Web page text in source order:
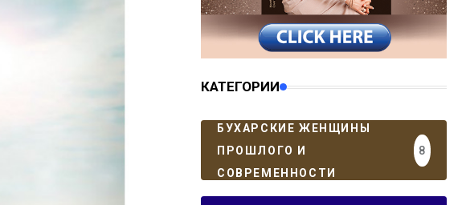
КАТЕГОРИИ
БУХАРСКИЕ ЖЕНЩИНЫ
ПРОШЛОГО И
СОВРЕМЕННОСТИ
8